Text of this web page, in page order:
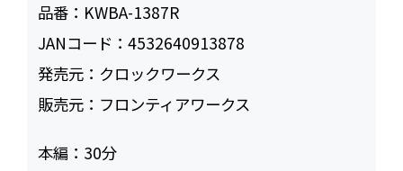
品番： KWBA-1387R
JANコード：4532640913878
発売元： クロックワークス
販売元： フロンティアワークス
本編： 30